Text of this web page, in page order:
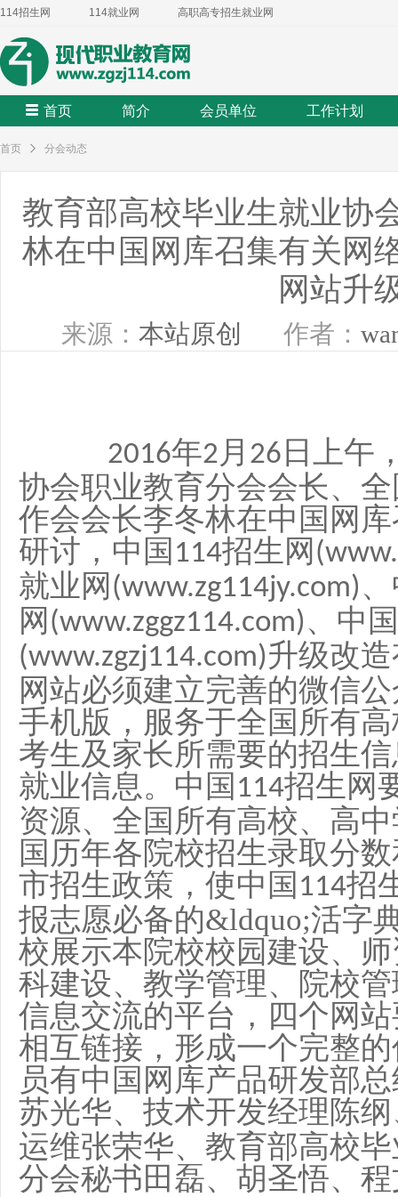
114招生网 114就业网 高职高专招生就业网
首页 简介 会员单位 工作计划
首页 分会动态
教育部高校毕业生就业协
林在中国网库召集有关网
网站升
来源： 本站原创 作者：
2016年2 月 26 日上午
协会职业教育分会会长、
作会会长李冬林在中国网
研讨，中国 114招生网
就业网 (www.zg114jy.com)
网 (www.zggz114.com)、中
(www.zgzj114.com)升级改
网站必须建立完善的微信
手机版，服务于全国所有
考生及家长所需要的招生
就业信息。中国 114招生网
资源、全国所有高校、高
国历年各院校招生录取分
市招生政策，使中国 114招
报志愿必备的&ldquo;活字
校展示本院校校园建设、
科建设、教学管理、院校
信息交流的平台，四个网
相互链接，形成一个完整
员有中国网库产品研发部
苏光华、技术开发经理陈
运维张荣华、教育部高校
分会秘书田磊、胡圣悟、